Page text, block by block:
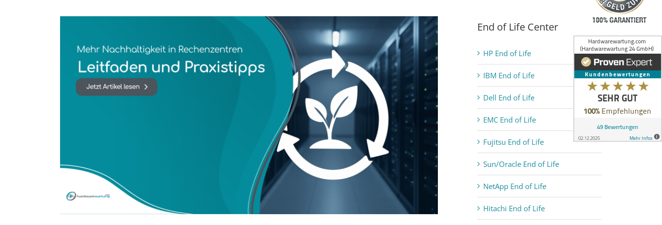
End of Life Center
HP End of Life
IBM End of Life
Dell End of Life
EMC End of Life
Fujitsu End of Life
Sun/Oracle End of Life
NetApp End of Life
Hitachi End of Life